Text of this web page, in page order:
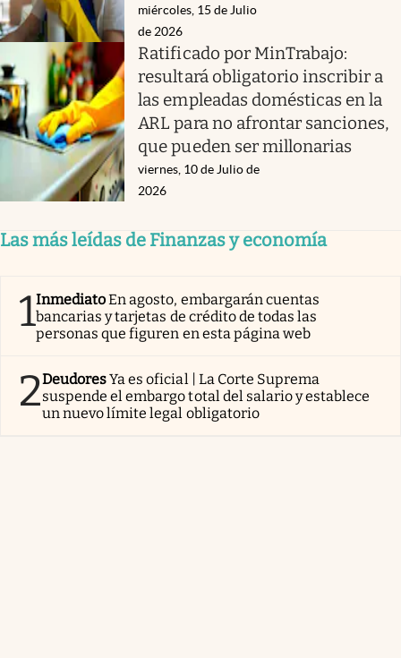
miércoles, 15 de Julio
de 2026
Ratificado por MinTrabajo:
resultará obligatorio inscribir a
las empleadas domésticas en la
ARL para no afrontar sanciones,
que pueden ser millonarias
viernes, 10 de Julio de
2026
Las más leídas de Finanzas y economía
1InmediatoEn agosto, embargarán cuentas
bancarias y tarjetas de crédito de todas las
personas que figuren en esta página web
2DeudoresYa es oficial | La Corte Suprema
suspende el embargo total del salario y establece
un nuevo límite legal obligatorio